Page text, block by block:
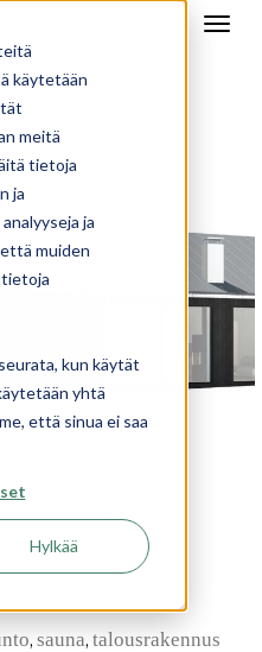
käytetään
meitä
tietoja
ja
ja
muiden
kun käytät
yhtä
että sinua ei saa
Hylkää
, sauna, talousrakennus